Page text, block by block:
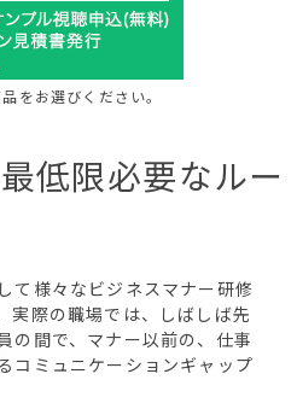
をお選びください。
低限必要なルー
て様々なビジネスマナー研修
実際の職場では、しばしば先
の間で、マナー以前の、仕事
コミュニケーションギャップ